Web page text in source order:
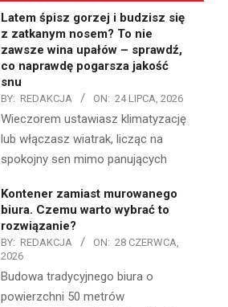
Latem śpisz gorzej i budzisz się
z zatkanym nosem? To nie
zawsze wina upałów – sprawdź,
co naprawdę pogarsza jakość
snu
BY: REDAKCJA ON: 24 LIPCA, 2026
Wieczorem ustawiasz klimatyzację
lub włączasz wiatrak, licząc na
spokojny sen mimo panujących
Kontener zamiast murowanego
biura. Czemu warto wybrać to
rozwiązanie?
BY: REDAKCJA ON: 28 CZERWCA,
2026
Budowa tradycyjnego biura o
powierzchni 50 metrów